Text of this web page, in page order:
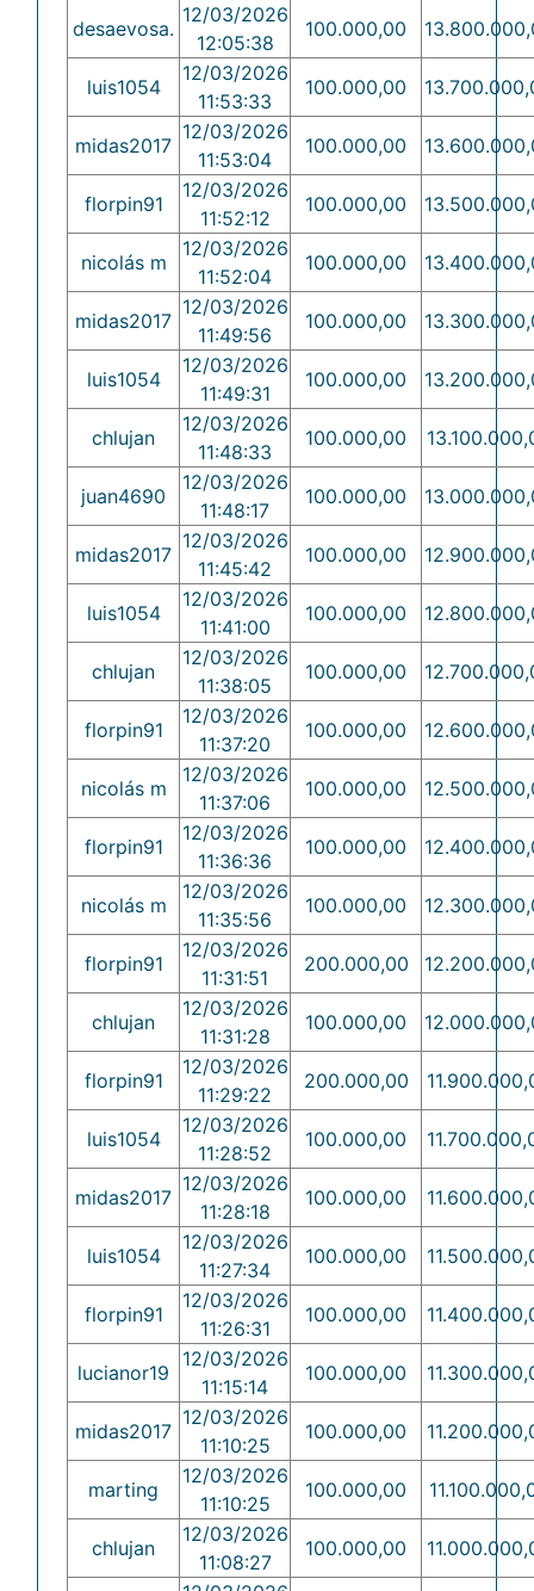
desaevosa.
12/03/2026
12:05:38
100.000,00
luis1054
12/03/2026
11:53:33
100.000,00
midas2017
12/03/2026
11:53:04
100.000,00
florpin91
12/03/2026
11:52:12
100.000,00
nicolás m
12/03/2026
11:52:04
100.000,00
midas2017
12/03/2026
11:49:56
100.000,00
luis1054
12/03/2026
11:49:31
100.000,00
chlujan
12/03/2026
11:48:33
100.000,00
juan4690
12/03/2026
11:48:17
100.000,00
midas2017
12/03/2026
11:45:42
100.000,00
luis1054
12/03/2026
11:41:00
100.000,00
chlujan
12/03/2026
11:38:05
100.000,00
florpin91
12/03/2026
11:37:20
100.000,00
nicolás m
12/03/2026
11:37:06
100.000,00
florpin91
12/03/2026
11:36:36
100.000,00
nicolás m
12/03/2026
11:35:56
100.000,00
florpin91
12/03/2026
11:31:51
200.000,00
chlujan
12/03/2026
11:31:28
100.000,00
florpin91
12/03/2026
11:29:22
200.000,00
luis1054
12/03/2026
11:28:52
100.000,00
midas2017
12/03/2026
11:28:18
100.000,00
luis1054
12/03/2026
11:27:34
100.000,00
florpin91
12/03/2026
11:26:31
100.000,00
lucianor19
12/03/2026
11:15:14
100.000,00
midas2017
12/03/2026
11:10:25
100.000,00
marting
12/03/2026
11:10:25
100.000,00
chlujan
12/03/2026
11:08:27
100.000,00